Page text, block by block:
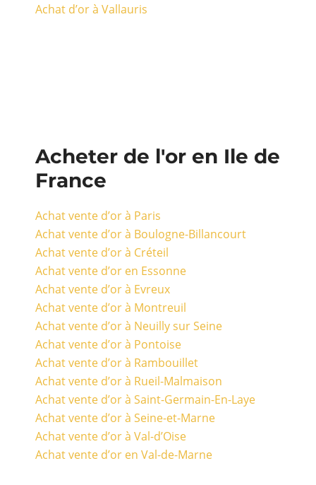
Achat d’or à Vallauris
Acheter de l'or en Ile de
France
Achat vente d’or à Paris
Achat vente d’or à Boulogne-Billancourt
Achat vente d’or à Créteil
Achat vente d’or en Essonne
Achat vente d’or à Evreux
Achat vente d’or à Montreuil
Achat vente d’or à Neuilly sur Seine
Achat vente d’or à Pontoise
Achat vente d’or à Rambouillet
Achat vente d’or à Rueil-Malmaison
Achat vente d’or à Saint-Germain-En-Laye
Achat vente d’or à Seine-et-Marne
Achat vente d’or à Val-d’Oise
Achat vente d’or en Val-de-Marne